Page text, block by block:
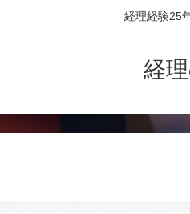
経理経験25
経